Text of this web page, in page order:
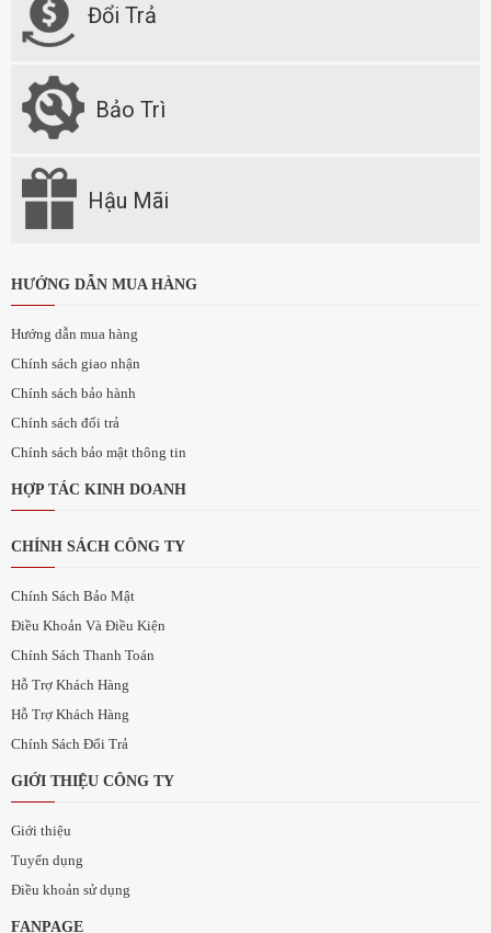
Đổi Trả
Bảo Trì
Hậu Mãi
HƯỚNG DẪN MUA HÀNG
Hướng dẫn mua hàng
Chính sách giao nhận
Chính sách bảo hành
Chính sách đổi trả
Chính sách bảo mật thông tin
HỢP TÁC KINH DOANH
CHÍNH SÁCH CÔNG TY
Chính Sách Bảo Mật
Điều Khoản Và Điều Kiện
Chính Sách Thanh Toán
Hỗ Trợ Khách Hàng
Hỗ Trợ Khách Hàng
Chính Sách Đổi Trả
GIỚI THIỆU CÔNG TY
Giới thiệu
Tuyển dụng
Điều khoản sử dụng
FANPAGE